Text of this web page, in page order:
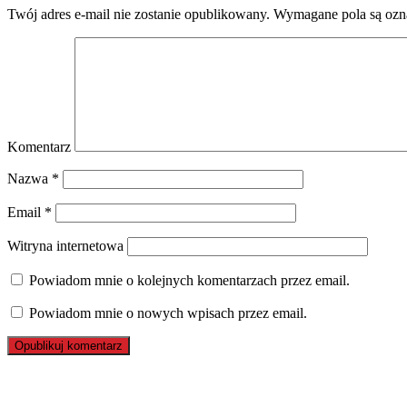
Twój adres e-mail nie zostanie opublikowany. Wymagane pola są
Komentarz
Nazwa *
Email *
Witryna internetowa
Powiadom mnie o kolejnych komentarzach przez email.
Powiadom mnie o nowych wpisach przez email.